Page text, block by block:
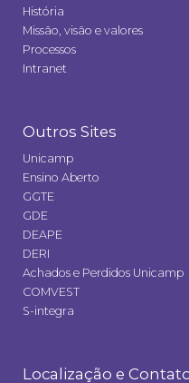
História
Missão, visão e valores
Processos
Intranet
Outros Sites
Unicamp
Ensino Aberto
GGTE
GDE
DEAPE
DERI
Achados e Perdidos Unicamp
COMVEST
S-integra
Localização e